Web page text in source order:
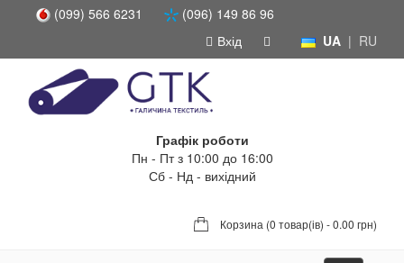
(099) 566 6231
(096) 149 86 96
UA | RU
Вхід
Графік роботи
Пн - Пт з 10:00 до 16:00
Сб - Нд - вихідний
Корзина (0 товар(ів) - 0.00 грн)